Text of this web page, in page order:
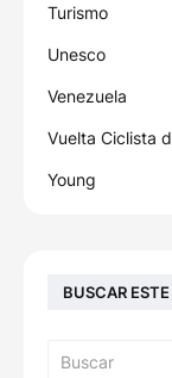
Turismo
Unesco
Venezuela
Vuelta Ciclista
Young
BUSCAR